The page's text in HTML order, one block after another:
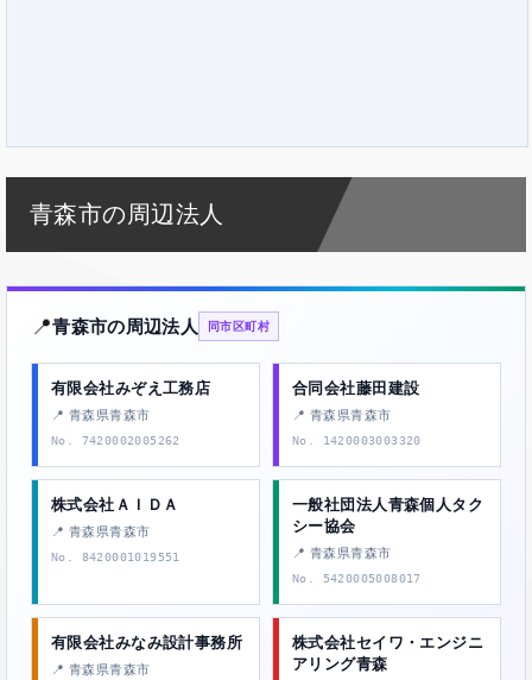
青森市の周辺法人
📍青森市の周辺法人 同市区町村
有限会社みぞえ工務店
📍 青森県青森市
No. 7420002005262
合同会社藤田建設
📍 青森県青森市
No. 1420003003320
株式会社ＡＩＤＡ
📍 青森県青森市
No. 8420001019551
一般社団法人青森個人タク
シー協会
📍 青森県青森市
No. 5420005008017
有限会社みなみ設計事務所
📍 青森県青森市
株式会社セイワ・エンジニ
アリング青森